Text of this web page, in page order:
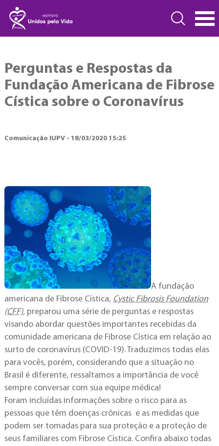
Perguntas e Respostas da
Fundação Americana de Fibrose
Cística sobre o Coronavírus
Comunicação IUPV - 18/03/2020 15:25
A fundação
americana de Fibrose Cística, Cystic Fibrosis Foundation
(CFF),preparou uma série de perguntas e respostas
visando abordar questões importantes recebidas da
comunidade americana de Fibrose Cística em relação ao
surto de coronavírus (COVID-19). Traduzimos todas elas
para vocês, porém, considerando que a situação no
Brasil é diferente, ressaltamos a importância de você
sempre conversar com sua equipe médica!
Foram incluídas informações sobre o risco para as
pessoas que têm doenças crônicas e as medidas que
podem ser tomadas para sua proteção e a proteção de
seus familiares com Fibrose Cística.Confira abaixo todas